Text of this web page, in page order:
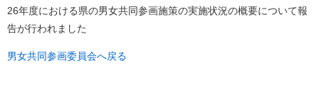
26年度における県の男女共同参画施策の実施状況の概要について報
告が行われました
男女共同参画委員会へ戻る